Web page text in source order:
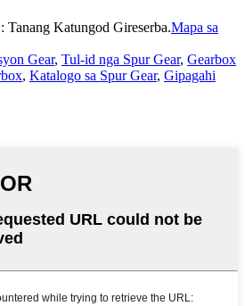
Katungod Gireserba.Mapa sa
Gear, Tul-id nga Spur Gear, Gearbox
, Katalogo sa Spur Gear, Gipagahi